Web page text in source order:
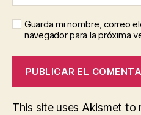
Guarda mi nombre, correo
navegador para la próxima
This site uses Akismet to